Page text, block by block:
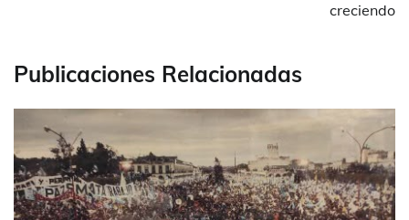
creciendo
Publicaciones Relacionadas